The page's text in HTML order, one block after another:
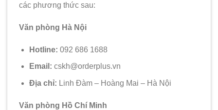
các phương thức sau:
Văn phòng Hà Nội
Hotline: 092 686 1688
Email: cskh@orderplus.vn
Địa chỉ: Linh Đàm – Hoàng Mai – Hà Nội
Văn phòng Hồ Chí Minh